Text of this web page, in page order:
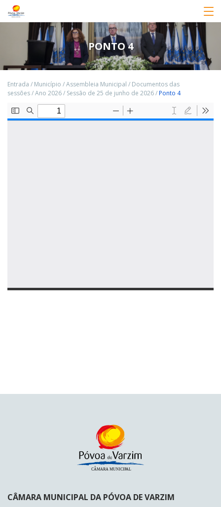
PONTO 4
Entrada / Município /Assembleia Municipal / Documentos das
sessões/Ano 2026/ Sessão de 25 de junho de 2026/Ponto 4
CÂMARA MUNICIPAL DA PÓVOA DE VARZIM